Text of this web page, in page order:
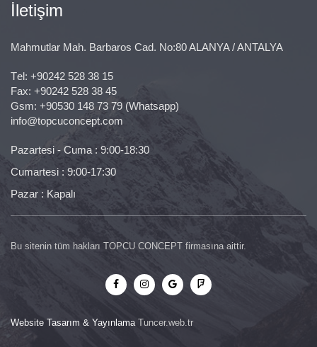
İletişim
Mahmutlar Mah. Barbaros Cad. No:80 ALANYA / ANTALYA
Тel: +90242 528 38 15
Fax: +90242 528 38 45
Gsm: +90530 148 73 79 (Whatsapp)
info@topcuconcept.com
Pazartesi - Cuma : 9:00-18:30
Cumartesi : 9:00-17:30
Pazar : Kapalı
Bu sitenin tüm hakları TOPCU CONCEPT firmasına aittir.
Website Tasarım & Yayınlama Tuncer.web.tr